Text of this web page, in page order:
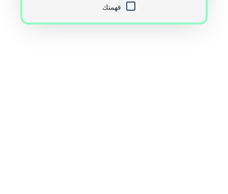
فهمتك